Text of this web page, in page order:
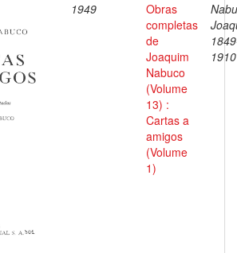
1949
Obras
completas
de
Joaquim
Nabuco
(Volume
13) :
Cartas a
amigos
(Volume
1)
1910